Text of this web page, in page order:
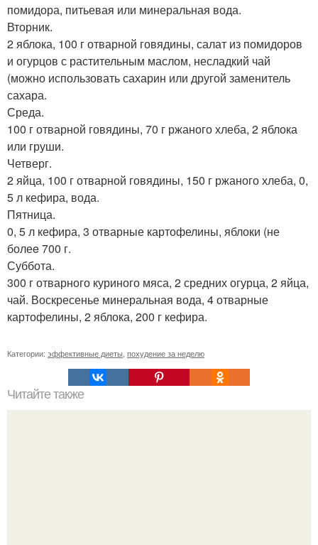
помидора, питьевая или минеральная вода.
Вторник.
2 яблока, 100 г отварной говядины, салат из помидоров
и огурцов с растительным маслом, несладкий чай
(можно использовать сахарин или другой заменитель
сахара.
Среда.
100 г отварной говядины, 70 г ржаного хлеба, 2 яблока
или груши.
Четверг.
2 яйца, 100 г отварной говядины, 150 г ржаного хлеба, 0,
5 л кефира, вода.
Пятница.
0, 5 л кефира, 3 отварные картофелины, яблоки (не
болеe 700 г.
Суббота.
300 г отварного куриного мяса, 2 средних огурца, 2 яйца,
чай. Воскресенье минеральная вода, 4 отварные
картофелины, 2 яблока, 200 г кефира.
Категории: эффективные диеты похудение за неделю
Читайте также